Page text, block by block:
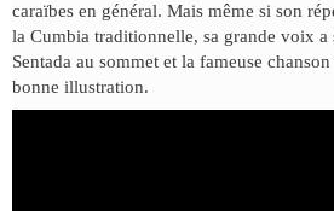
caraïbes en général. Mais même si son
la Cumbia traditionnelle, sa grande voix a
Sentada au sommet et la fameuse
bonne illustration.